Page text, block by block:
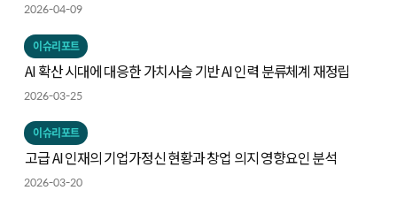
2026-04-09
이슈리포트
AI 확산 시대에 대응한 가치사슬 기반 AI 인력 분류체계 재정립
2026-03-25
이슈리포트
고급 AI 인재의 기업가정신 현황과 창업 의지 영향요인 분석
2026-03-20